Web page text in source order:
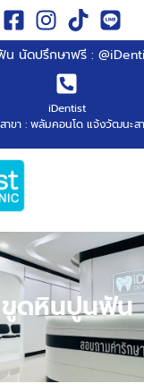
นัดปรึกษาฟรี :
iDentist
สาขา : พลัมคอนโด แจ้งวัฒนะส
ขูดหินปูนฟัน